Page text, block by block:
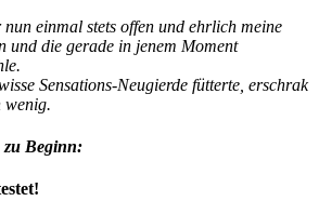
einmal stets offen und ehrlich meine
und die gerade in jenem Moment
Sensations-Neugierde fütterte, erschrak
wenig.
Beginn: